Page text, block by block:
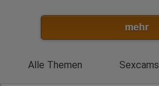
Art. 6 Abs. 1 S. 1 lit. a DSGVO
mehr
Alle Themen Sexcams